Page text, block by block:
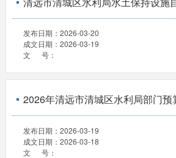
发布日期： 2026-03-20
成文日期： 2026-03-19
文 号：
2026年清远市清城区水利局部门预
发布日期： 2026-03-19
成文日期： 2026-03-18
文 号：